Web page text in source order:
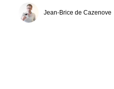
Jean-Brice de Cazenove